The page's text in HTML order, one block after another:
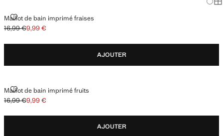
Maillot de bain imprimé fraises
MAILLOT DE BAIN IMPRIMÉ FRAISES
Prix initial barré [16,99 € ]
16,99 €
Prix actuel [9,99 € ]
9,99 €
AJOUTER
Maillot de bain imprimé fruits
MAILLOT DE BAIN IMPRIMÉ FRUITS
Prix initial barré [16,99 € ]
16,99 €
Prix actuel [9,99 € ]
9,99 €
AJOUTER